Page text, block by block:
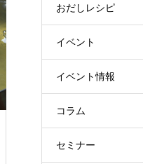
おだしレシピ
イベント
イベント情報
コラム
セミナー